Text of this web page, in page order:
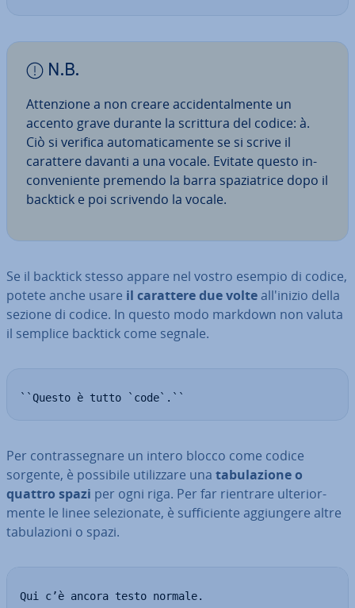
N.B.
At­ten­zio­ne a non creare ac­ci­den­tal­men­te un
accento grave durante la scrittura del codice: à.
Ciò si verifica au­to­ma­ti­ca­men­te se si scrive il
carattere davanti a una vocale. Evitate questo in­
con­ve­nien­te premendo la barra spa­zia­tri­ce dopo il
backtick e poi scrivendo la vocale.
Se il backtick stesso appare nel vostro esempio di codice,
potete anche usare il carattere due volteal­l'i­ni­zio della
sezione di codice. In questo modo markdown non valuta
il semplice backtick come segnale.
``Questo è tutto `code`.``
Per con­tras­se­gna­re un intero blocco come codice
sorgente, è possibile uti­liz­za­re una ta­bu­la­zio­ne o
quattro spazi per ogni riga. Per far rientrare ul­te­rior­
men­te le linee se­le­zio­na­te, è suf­fi­cien­te ag­giun­ge­re altre
ta­bu­la­zio­ni o spazi.
Qui c’è ancora testo normale.